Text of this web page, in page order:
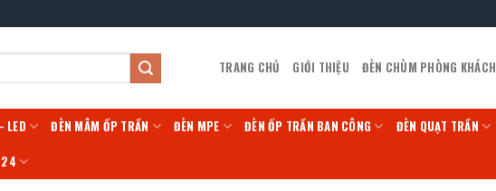
TRANG CHỦ GIỚI THIỆU ĐÈN CHÙM PHÒNG KHÁCH
LED ĐÈN MÂM ỐP TRẦN ĐÈN MPE ĐÈN ỐP TRẦN BAN CÔNG ĐÈN QUẠT TRẦN